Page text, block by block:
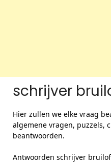
schrijver
Hier zullen we elke vraag
algemene vragen, puzzels,
beantwoorden.
Antwoorden schrijver